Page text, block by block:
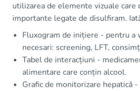
utilizarea de elemente vizuale
importante legate de disulfiram.
Fluxogram de inițiere - pentru a
necesari: screening, LFT,
Tabel de interacțiuni -
alimentare care conțin alcool.
Grafic de monitorizare hepatică